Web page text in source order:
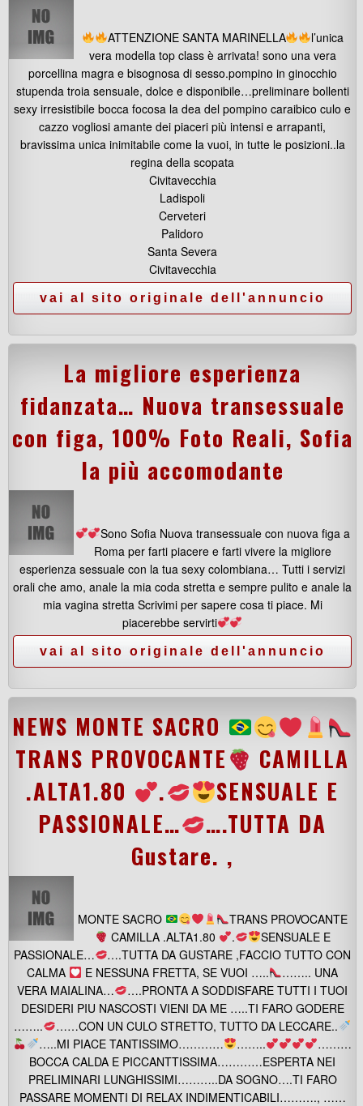
ATTENZIONE SANTA MARINELLA
l’unica
vera modella top class è arrivata! sono una vera
porcellina magra e bisognosa di sesso.pompino in ginocchio
stupenda troia sensuale, dolce e disponibile…preliminare bollenti
sexy irresistibile bocca focosa la dea del pompino caraibico culo e
cazzo vogliosi amante dei piaceri più intensi e arrapanti,
bravissima unica inimitabile come la vuoi, in tutte le posizioni..la
regina della scopata
Civitavecchia
Ladispoli
Cerveteri
Palidoro
Santa Severa
Civitavecchia
La migliore esperienza
fidanzata… Nuova transessuale
con figa, 100% Foto Reali, Sofia
la più accomodante
Sono Sofia Nuova transessuale con nuova figa a
Roma per farti piacere e farti vivere la migliore
esperienza sessuale con la tua sexy colombiana… Tutti i servizi
orali che amo, anale la mia coda stretta e sempre pulito e anale la
mia vagina stretta Scrivimi per sapere cosa ti piace. Mi
piacerebbe servirti
NEWS MONTE SACRO
TRANS PROVOCANTE
CAMILLA
.ALTA1.80
.
SENSUALE E
PASSIONALE…
….TUTTA DA
Gustare. ,
MONTE SACRO
TRANS PROVOCANTE
CAMILLA .ALTA1.80
.
SENSUALE E
PASSIONALE…
….TUTTA DA GUSTARE ,FACCIO TUTTO CON
CALMA
E NESSUNA FRETTA, SE VUOI …..
…….. UNA
VERA MAIALINA…
….PRONTA A SODDISFARE TUTTI I TUOI
DESIDERI PIU NASCOSTI VIENI DA ME …..TI FARO GODERE
……..
……CON UN CULO STRETTO, TUTTO DA LECCARE..
…..MI PIACE TANTISSIMO…………
……..
………
BOCCA CALDA E PICCANTTISSIMA…………ESPERTA NEI
PRELIMINARI LUNGHISSIMI………..DA SOGNO….TI FARO
PASSARE MOMENTI DI RELAX INDIMENTICABILI………., ……